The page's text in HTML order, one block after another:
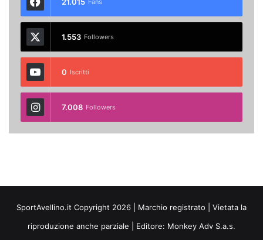
21.015 Fans
1.553 Followers
0 Iscritti
7.008 Followers
SportAvellino.it Copyright 2026 | Marchio registrato | Vietata la
riproduzione anche parziale | Editore: Monkey Adv S.a.s.